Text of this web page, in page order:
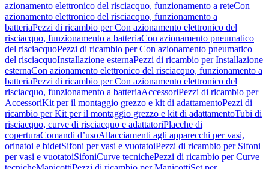
azionamento elettronico del risciacquo, funzionamento a reteCon
azionamento elettronico del risciacquo, funzionamento a
batteriaPezzi di ricambio per Con azionamento elettronico del
risciacquo, funzionamento a batteriaCon azionamento pneumatico
del risciacquoPezzi di ricambio per Con azionamento pneumatico
del risciacquoInstallazione esternaPezzi di ricambio per Installazione
esternaCon azionamento elettronico del risciacquo, funzionamento a
batteriaPezzi di ricambio per Con azionamento elettronico del
risciacquo, funzionamento a batteriaAccessoriPezzi di ricambio per
AccessoriKit per il montaggio grezzo e kit di adattamentoPezzi di
ricambio per Kit per il montaggio grezzo e kit di adattamentoTubi di
risciacquo, curve di risciacquo e adattatoriPlacche di
coperturaComandi d’usoAllacciamenti agli apparecchi per vasi,
orinatoi e bidetSifoni per vasi e vuotatoiPezzi di ricambio per Sifoni
per vasi e vuotatoiSifoniCurve tecnichePezzi di ricambio per Curve